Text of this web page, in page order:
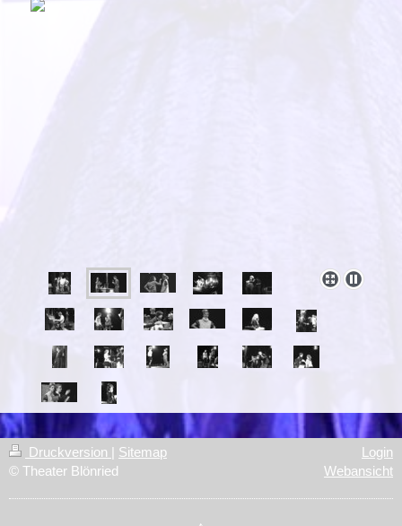
Druckversion | Sitemap
© Theater Blönried
Login
Webansicht